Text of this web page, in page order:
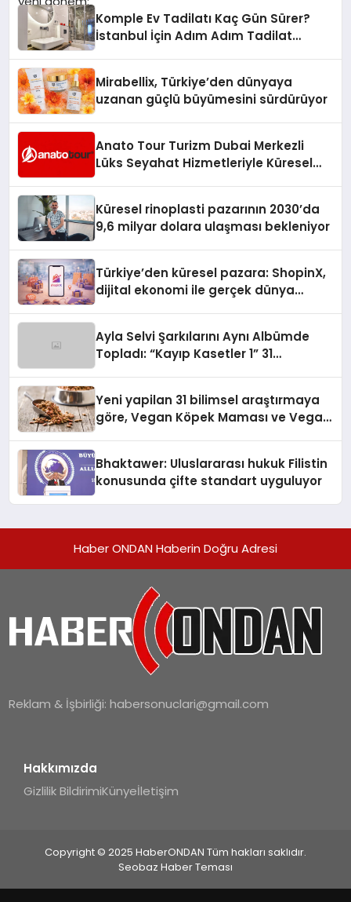
Komple Ev Tadilatı Kaç Gün Sürer?
İstanbul İçin Adım Adım Tadilat
Mirabellix, Türkiye’den dünyaya
uzanan güçlü büyümesini sürdürüyor
Anato Tour Turizm Dubai Merkezli
Lüks Seyahat Hizmetleriyle Küresel
Küresel rinoplasti pazarının 2030’da
9,6 milyar dolara ulaşması bekleniyor
Türkiye’den küresel pazara: ShopinX,
dijital ekonomi ile gerçek dünya
Ayla Selvi Şarkılarını Aynı Albümde
Topladı: “Kayıp Kasetler 1” 31
Yeni yapilan 31 bilimsel araştırmaya
göre, Vegan Köpek Maması ve Vegan
Bhaktawer: Uluslararası hukuk Filistin
konusunda çifte standart uyguluyor
Haber ONDAN Haberin Doğru Adresi
Reklam & İşbirliği:habersonuclari@gmail.com
Hakkımızda
Gizlilik BildirimiKünyeİletişim
Copyright © 2025 HaberONDAN Tüm hakları saklıdır.
Seobaz Haber Teması